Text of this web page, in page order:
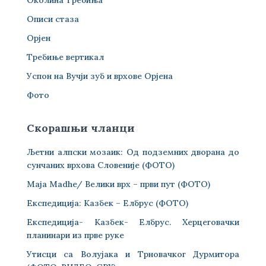
Описи стаза
Орјен
Требиње вертикал
Успон на Вучји зуб и врхове Орјена
Фото
Скорашњи чланци
Љетни алпски мозаик: Од подземних дворана до
сунчаних врхова Словеније (ФОТО)
Maja Madhe/ Велики врх – први пут (ФОТО)
Експедиција: Казбек – Елбрус (ФОТО)
Експедиција- Казбек- Елбрус. Херцеговачки
планинари из прве руке
Утисци са Волујака и Трновачког Дурмитора